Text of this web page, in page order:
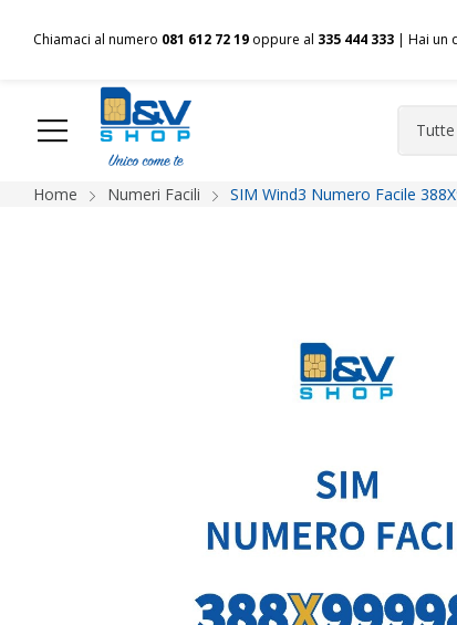
Chiamaci al numero 081 612 72 19 oppure al 335 444 333 | Hai un
HOME Chi siamo Shop Spedizioni
Home Numeri Facili SIM Wind3 Numero Facile